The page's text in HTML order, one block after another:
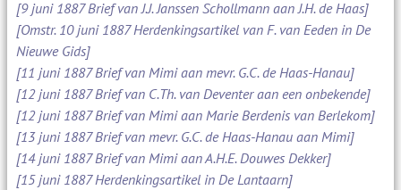
[9 juni 1887 Brief van J.J. Janssen Schollmann aan J.H. de Haas]
[Omstr. 10 juni 1887 Herdenkingsartikel van F. van Eeden in De
Nieuwe Gids]
[11 juni 1887 Brief van Mimi aan mevr. G.C. de Haas-Hanau]
[12 juni 1887 Brief van C.Th. van Deventer aan een onbekende]
[12 juni 1887 Brief van Mimi aan Marie Berdenis van Berlekom]
[13 juni 1887 Brief van mevr. G.C. de Haas-Hanau aan Mimi]
[14 juni 1887 Brief van Mimi aan A.H.E. Douwes Dekker]
[15 juni 1887 Herdenkingsartikel in De Lantaarn]